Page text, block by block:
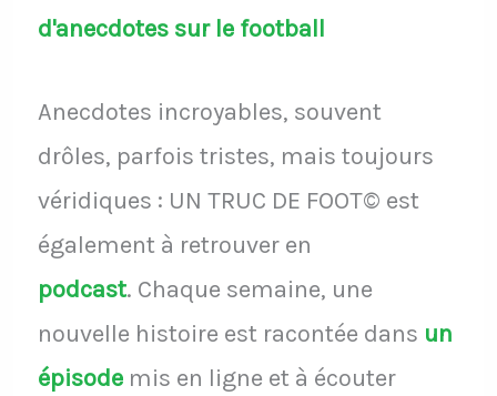
d'anecdotes sur le football
Anecdotes incroyables, souvent
drôles, parfois tristes, mais toujours
véridiques : UN TRUC DE FOOT© est
également à retrouver en
podcast. Chaque semaine, une
nouvelle histoire est racontée dans un
épisodemis en ligne et à écouter